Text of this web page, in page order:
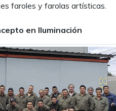
faroles y farolas artísticas.
en Iluminación